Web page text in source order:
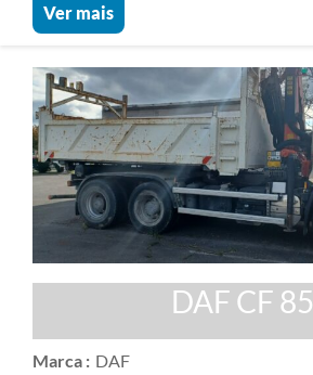
Ver mais
DAF CF 85
Marca : DAF